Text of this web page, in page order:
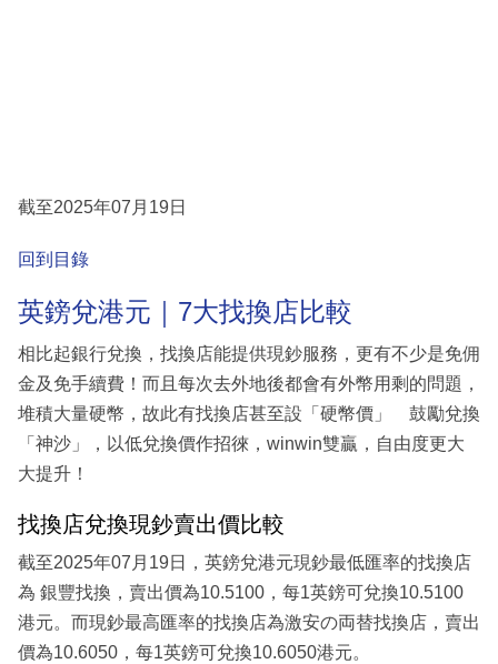
截至2025年07月19日
回到目錄
英鎊兌港元｜7大找換店比較
相比起銀行兌換，找換店能提供現鈔服務，更有不少是免佣
金及免手續費！而且每次去外地後都會有外幣用剩的問題，
堆積大量硬幣，故此有找換店甚至設「硬幣價」 鼓勵兌換
「神沙」，以低兌換價作招徠，winwin雙贏，自由度更大
大提升！
找換店兌換現鈔賣出價比較
截至2025年07月19日，英鎊兌港元現鈔最低匯率的找換店
為 銀豐找換，賣出價為10.5100，每1英鎊可兌換10.5100
港元。而現鈔最高匯率的找換店為激安の両替找換店，賣出
價為10.6050，每1英鎊可兌換10.6050港元。